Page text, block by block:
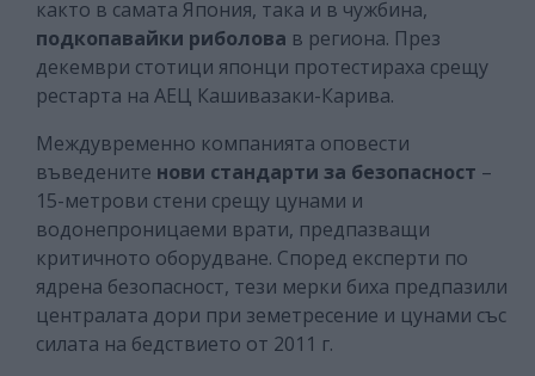
както в самата Япония, така и в чужбина,
подкопавайки риболова в региона. През
декември стотици японци протестираха срещу
рестарта на АЕЦ Кашивазаки-Карива.
Междувременно компанията оповести
въведените нови стандарти за безопасност –
15-метрови стени срещу цунами и
водонепроницаеми врати, предпазващи
критичното оборудване. Според експерти по
ядрена безопасност, тези мерки биха предпазили
централата дори при земетресение и цунами със
силата на бедствието от 2011 г.